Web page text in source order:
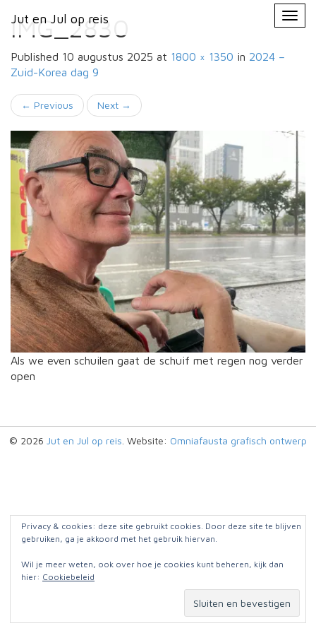
Jut en Jul op reis
Primary
Menu
Jut en Jul op reis
IMG_2830
Published 10 augustus 2025 at 1800 × 1350 in 2024 –
Zuid-Korea dag 9
← Previous Next →
Als we even schuilen gaat de schuif met regen nog verder
open
© 2026 Jut en Jul op reis . Website: Omniafausta grafisch ontwerp
Privacy & cookies: deze site gebruikt cookies. Door deze site te blijven
gebruiken, ga je akkoord met het gebruik hiervan.
Wil je meer weten, ook over hoe je cookies kunt beheren, kijk dan
hier: Cookiebeleid